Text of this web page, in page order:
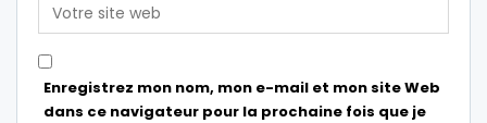
Enregistrez mon nom, mon e-mail et mon site Web
dans ce navigateur pour la prochaine fois que je